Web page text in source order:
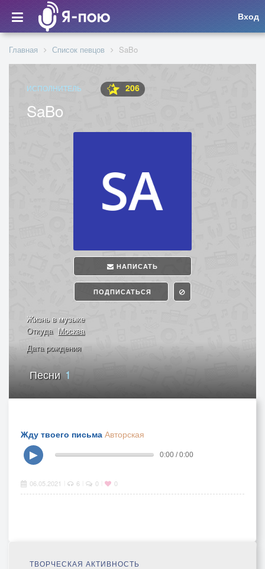
Вход
Главная Список певцов SaBo
ИСПОЛНИТЕЛЬ 206
SaBo
НАПИСАТЬ
ПОДПИСАТЬСЯ
Жизнь в музыке
Откуда Москва
Дата рождения
Песни1
Жду твоего письма Авторская
▶
0:00 / 0:00
06.05.2021 6 0 0
ТВОРЧЕСКАЯ АКТИВНОСТЬ